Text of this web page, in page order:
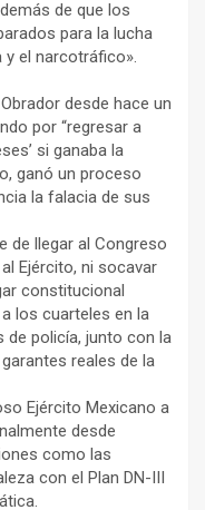
de que los
para la lucha
el narcotráfico».
desde hace un
por “regresar a
si ganaba la
ganó un proceso
la falacia de sus
de llegar al Congreso
Ejército, ni socavar
constitucional
los cuarteles en la
de policía, junto con la
reales de la
Ejército Mexicano a
desde
como las
con el Plan DN-III